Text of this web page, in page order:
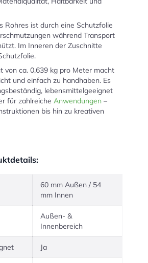
Rohres ist durch eine Schutzfolie
während Transport
Im Inneren der Zuschnitte
von ca. 0,639 kg pro Meter macht
und einfach zu handhaben. Es
lebensmittelgeeignet
für zahlreiche Anwendungen –
bis hin zu kreativen
60 mm Außen / 54
mm Innen
Außen- &
Innenbereich
Ja